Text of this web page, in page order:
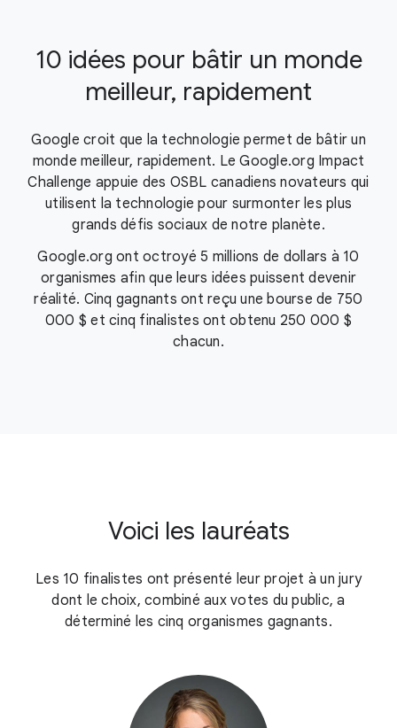
10 idées pour bâtir un monde
meilleur, rapidement
Google croit que la technologie permet de bâtir un
monde meilleur, rapidement. Le Google.org Impact
Challenge appuie des OSBL canadiens novateurs qui
utilisent la technologie pour surmonter les plus
grands défis sociaux de notre planète.
Google.org ont octroyé 5 millions de dollars à 10
organismes afin que leurs idées puissent devenir
réalité. Cinq gagnants ont reçu une bourse de 750
000 $ et cinq finalistes ont obtenu 250 000 $
chacun.
Voici les lauréats
Les 10 finalistes ont présenté leur projet à un jury
dont le choix, combiné aux votes du public, a
déterminé les cinq organismes gagnants.